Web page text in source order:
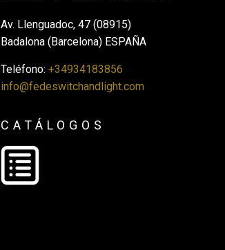
Av. Llenguadoc, 47 (08915)
Badalona (Barcelona) ESPAÑA
Teléfono: +34934183856
info@fedeswitchandlight.com
CATÁLOGOS